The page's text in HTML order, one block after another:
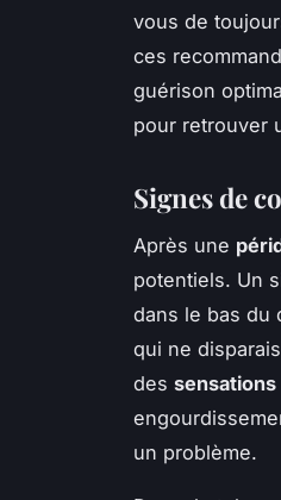
vous de
ces
guérison
pour retrouver
Signes de
Après une
potentiels. Un
dans le bas du
qui ne
des
un problème.